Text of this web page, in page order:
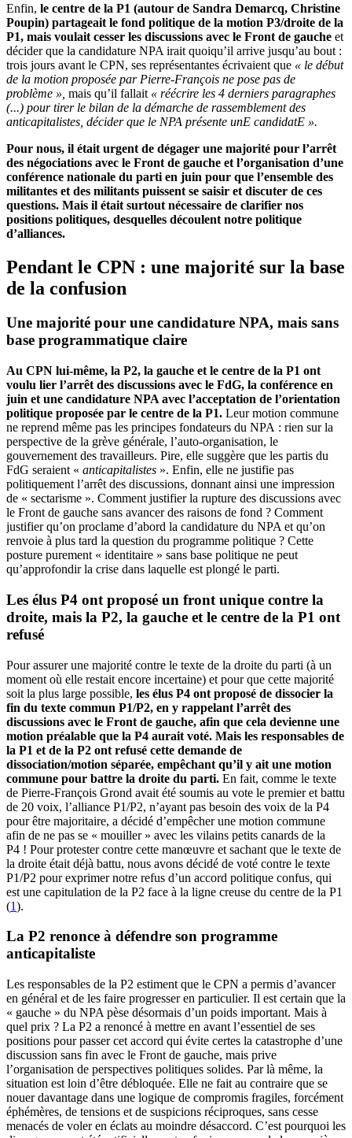
Enfin, le centre de la P1 (autour de Sandra Demarcq, Christine
Poupin) partageait le fond politique de la motion P3/droite de la
P1, mais voulait cesser les discussions avec le Front de gauche et
décider que la candidature NPA irait quoiqu’il arrive jusqu’au bout :
trois jours avant le CPN, ses représentantes écrivaient que « le début
de la motion proposée par Pierre-François ne pose pas de
problème », mais qu’il fallait « réécrire les 4 derniers paragraphes
(...) pour tirer le bilan de la démarche de rassemblement des
anticapitalistes, décider que le NPA présente unE candidatE ».
Pour nous, il était urgent de dégager une majorité pour l’arrêt
des négociations avec le Front de gauche et l’organisation d’une
conférence nationale du parti en juin pour que l’ensemble des
militantes et des militants puissent se saisir et discuter de ces
questions. Mais il était surtout nécessaire de clarifier nos
positions politiques, desquelles découlent notre politique
d’alliances.
Pendant le CPN : une majorité sur la base
de la confusion
Une majorité pour une candidature NPA, mais sans
base programmatique claire
Au CPN lui-même, la P2, la gauche et le centre de la P1 ont
voulu lier l’arrêt des discussions avec le FdG, la conférence en
juin et une candidature NPA avec l’acceptation de l’orientation
politique proposée par le centre de la P1. Leur motion commune
ne reprend même pas les principes fondateurs du NPA : rien sur la
perspective de la grève générale, l’auto-organisation, le
gouvernement des travailleurs. Pire, elle suggère que les partis du
FdG seraient « anticapitalistes ». Enfin, elle ne justifie pas
politiquement l’arrêt des discussions, donnant ainsi une impression
de « sectarisme ». Comment justifier la rupture des discussions avec
le Front de gauche sans avancer des raisons de fond ? Comment
justifier qu’on proclame d’abord la candidature du NPA et qu’on
renvoie à plus tard la question du programme politique ? Cette
posture purement « identitaire » sans base politique ne peut
qu’approfondir la crise dans laquelle est plongé le parti.
Les élus P4 ont proposé un front unique contre la
droite, mais la P2, la gauche et le centre de la P1 ont
refusé
Pour assurer une majorité contre le texte de la droite du parti (à un
moment où elle restait encore incertaine) et pour que cette majorité
soit la plus large possible, les élus P4 ont proposé de dissocier la
fin du texte commun P1/P2, en y rappelant l’arrêt des
discussions avec le Front de gauche, afin que cela devienne une
motion préalable que la P4 aurait voté. Mais les responsables de
la P1 et de la P2 ont refusé cette demande de
dissociation/motion séparée, empêchant qu’il y ait une motion
commune pour battre la droite du parti. En fait, comme le texte
de Pierre-François Grond avait été soumis au vote le premier et battu
de 20 voix, l’alliance P1/P2, n’ayant pas besoin des voix de la P4
pour être majoritaire, a décidé d’empêcher une motion commune
afin de ne pas se « mouiller » avec les vilains petits canards de la
P4 ! Pour protester contre cette manœuvre et sachant que le texte de
la droite était déjà battu, nous avons décidé de voté contre le texte
P1/P2 pour exprimer notre refus d’un accord politique confus qui
est une capitulation de la P2 face à la ligne creuse du centre de la P1
(1).
La P2 renonce à défendre son programme
anticapitaliste
Les responsables de la P2 estiment que le CPN a permis d’avancer
en général et de les faire progresser en particulier. Il est certain que la
« gauche » du NPA pèse désormais d’un poids important. Mais à
quel prix ? La P2 a renoncé à mettre en avant l’essentiel de ses
positions pour passer cet accord qui évite certes la catastrophe d’une
discussion sans fin avec le Front de gauche, mais prive
l’organisation de perspectives politiques solides. Par là même, la
situation est loin d’être débloquée. Elle ne fait au contraire que se
nouer davantage dans une logique de compromis fragiles, forcément
éphémères, de tensions et de suspicions réciproques, sans cesse
menacés de voler en éclats au moindre désaccord. C’est pourquoi les